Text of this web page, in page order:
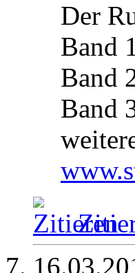
Der
Band
Band
Band